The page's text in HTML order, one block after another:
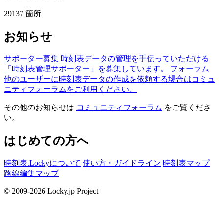
29137 箇所
お知らせ
サポーター募集 時刻表データの管理を手伝っていただける
「時刻表管理サポーター」を募集しています。
フォーラム
他のユーザーに時刻表データの作成を依頼する場合はコミュ
ニティフォーラムをご利用ください。
その他のお知らせは コミュニティフォーラム をご覧くださ
い。
はじめての方へ
時刻表.Lockyについて 使い方・ガイドライン 時刻表マップ
路線編集マップ
© 2009-2026 Locky.jp Project